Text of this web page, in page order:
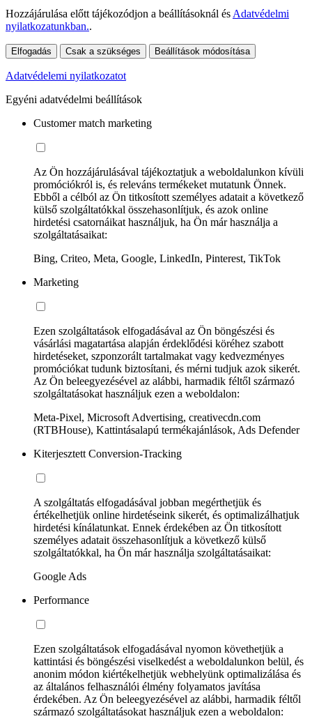
Hozzájárulása előtt tájékozódjon a beállításoknál és Adatvédelmi
nyilatkozatunkban..
Elfogadás Csak a szükséges Beállítások módosítása
Adatvédelemi nyilatkozatot
Egyéni adatvédelmi beállítások
Customer match marketing
Az Ön hozzájárulásával tájékoztatjuk a weboldalunkon kívüli
promóciókról is, és releváns termékeket mutatunk Önnek.
Ebből a célból az Ön titkosított személyes adatait a következő
külső szolgáltatókkal összehasonlítjuk, és azok online
hirdetési csatornáikat használjuk, ha Ön már használja a
szolgáltatásaikat:
Bing, Criteo, Meta, Google, LinkedIn, Pinterest, TikTok
Marketing
Ezen szolgáltatások elfogadásával az Ön böngészési és
vásárlási magatartása alapján érdeklődési köréhez szabott
hirdetéseket, szponzorált tartalmakat vagy kedvezményes
promóciókat tudunk biztosítani, és mérni tudjuk azok sikerét.
Az Ön beleegyezésével az alábbi, harmadik féltől származó
szolgáltatásokat használjuk ezen a weboldalon:
Meta-Pixel, Microsoft Advertising, creativecdn.com
(RTBHouse), Kattintásalapú termékajánlások, Ads Defender
Kiterjesztett Conversion-Tracking
A szolgáltatás elfogadásával jobban megérthetjük és
értékelhetjük online hirdetéseink sikerét, és optimalizálhatjuk
hirdetési kínálatunkat. Ennek érdekében az Ön titkosított
személyes adatait összehasonlítjuk a következő külső
szolgáltatókkal, ha Ön már használja szolgáltatásaikat:
Google Ads
Performance
Ezen szolgáltatások elfogadásával nyomon követhetjük a
kattintási és böngészési viselkedést a weboldalunkon belül, és
anonim módon kiértékelhetjük webhelyünk optimalizálása és
az általános felhasználói élmény folyamatos javítása
érdekében. Az Ön beleegyezésével az alábbi, harmadik féltől
származó szolgáltatásokat használjuk ezen a weboldalon: